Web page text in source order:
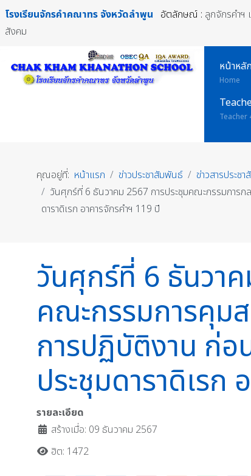
โรงเรียนจักรคำคณาทร จังหวัดลำพูน อัตลักษณ์ : ลูกจักรคำฯ
สังคม
หน้าหลั
Home
Teacher
คุณอยู่ที่: หน้าแรก ข่าวประชาสัมพันธ์
ข่าวสารประช
วันศุกร์ที่ 6 ธันวาคม 2567 การประชุมคณะกรรมการ
ดาราดิเรก อาคารจักรคำฯ 119 ปี
วันศุกร์ที่ 6 ธันวา
คณะกรรมการคุม
การปฏิบัติงาน ก่
ประชุมดาราดิเรก
รายละเอียด
สร้างเมื่อ: 09 ธันวาคม 2567
ฮิต: 1472